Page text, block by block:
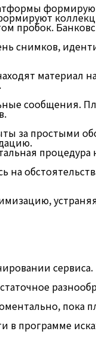
пробок.
снимков,
материал
сообщения.
за простыми
процедура
сервиса.
пока
в программе